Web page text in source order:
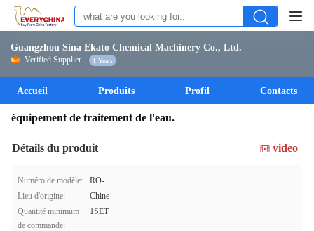
Guangzhou Sina Ekato Chemical Machinery Co., Ltd.
Verified Supplier 1 Years
Accueil Produits Profil Contacts
équipement de traitement de l'eau.
Détails du produit video
Numéro de modèle:
RO-
Lieu d'origine:
Chine
Quantité minimum
de commande:
1SET